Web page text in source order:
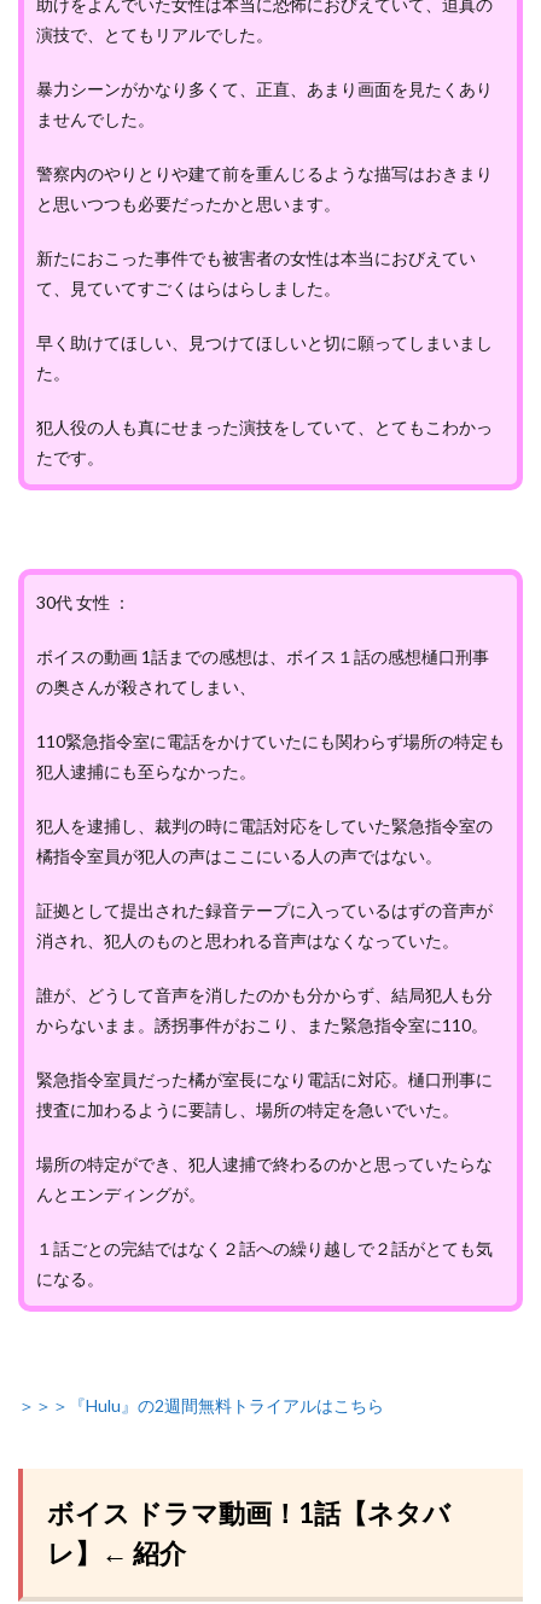
助けをよんでいた女性は本当に恐怖におびえていて、迫真の
演技で、とてもリアルでした。
暴力シーンがかなり多くて、正直、あまり画面を見たくあり
ませんでした。
警察内のやりとりや建て前を重んじるような描写はおきまり
と思いつつも必要だったかと思います。
新たにおこった事件でも被害者の女性は本当におびえてい
て、見ていてすごくはらはらしました。
早く助けてほしい、見つけてほしいと切に願ってしまいまし
た。
犯人役の人も真にせまった演技をしていて、とてもこわかっ
たです。
30代 女性 ：
ボイスの動画 1話までの感想は、ボイス１話の感想樋口刑事
の奥さんが殺されてしまい、
110緊急指令室に電話をかけていたにも関わらず場所の特定も
犯人逮捕にも至らなかった。
犯人を逮捕し、裁判の時に電話対応をしていた緊急指令室の
橘指令室員が犯人の声はここにいる人の声ではない。
証拠として提出された録音テープに入っているはずの音声が
消され、犯人のものと思われる音声はなくなっていた。
誰が、どうして音声を消したのかも分からず、結局犯人も分
からないまま。誘拐事件がおこり、また緊急指令室に110。
緊急指令室員だった橘が室長になり電話に対応。樋口刑事に
捜査に加わるように要請し、場所の特定を急いでいた。
場所の特定ができ、犯人逮捕で終わるのかと思っていたらな
んとエンディングが。
１話ごとの完結ではなく２話への繰り越しで２話がとても気
になる。
＞＞＞『Hulu』の2週間無料トライアルはこちら
ボイス ドラマ動画！1話【ネタバ
レ】← 紹介